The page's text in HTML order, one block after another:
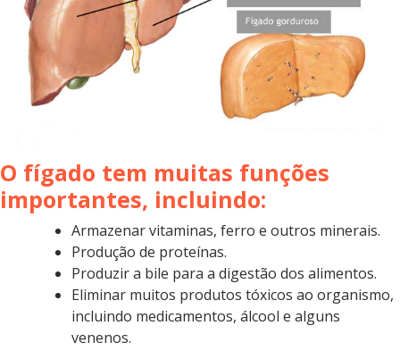
O fígado tem muitas funções
importantes, incluindo:
Armazenar vitaminas, ferro e outros minerais.
Produção de proteínas.
Produzir a bile para a digestão dos alimentos.
Eliminar muitos produtos tóxicos ao organismo,
incluindo medicamentos, álcool e alguns
venenos.